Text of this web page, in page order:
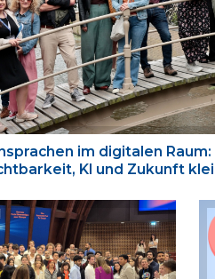
im digitalen Raum:
KI und Zukunft